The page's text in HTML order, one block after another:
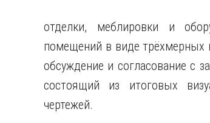
отделки, меблировки и
помещений в виде трёхмерных
обсуждение и согласование с
состоящий из итоговых
чертежей.